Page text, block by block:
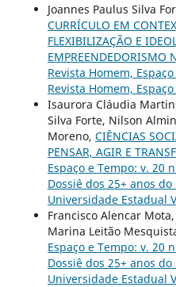
Joannes Paulus Silva
CURRÍCULO EM
FLEXIBILIZAÇÃO E
EMPREENDEDORISMO
Revista Homem,
Revista Homem,
Isaurora Cláudia
Silva Forte, Nilson
Moreno, CIÊNCIAS
PENSAR, AGIR E
Espaço e Tempo: v. 20
Dossiê dos 25+ anos
Universidade Estadual
Francisco Alencar
Marina Leitão
Espaço e Tempo: v. 20
Dossiê dos 25+ anos
Universidade Estadual